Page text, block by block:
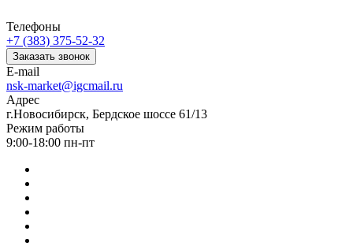
Телефоны
+7 (383) 375-52-32
Заказать звонок
E-mail
nsk-market@igcmail.ru
Адрес
г.Новосибирск, Бердское шоссе 61/13
Режим работы
9:00-18:00 пн-пт